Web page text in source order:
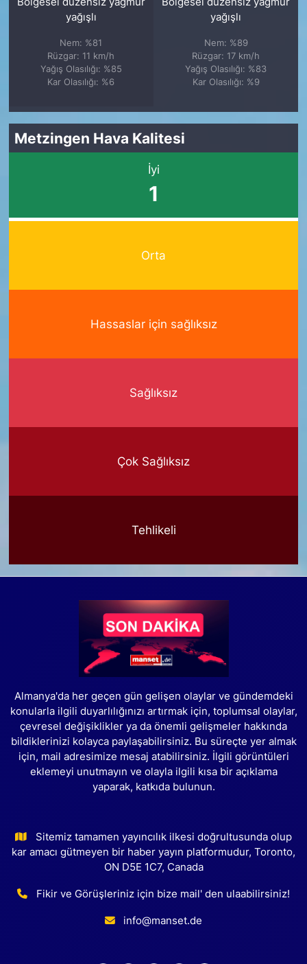
yağışlı
Nem: %81
Rüzgar: 11 km/h
Yağış Olasılığı: %85
Kar Olasılığı: %6
yağışlı
Nem: %89
Rüzgar: 17 km/h
Yağış Olasılığı: %83
Kar Olasılığı: %9
Metzingen Hava Kalitesi
İyi
1
Orta
Hassaslar için sağlıksız
Sağlıksız
Çok Sağlıksız
Tehlikeli
Almanya'da her geçen gün gelişen olaylar ve gündemdeki
konularla ilgili duyarlılığınızı artırmak için, toplumsal olaylar,
çevresel değişiklikler ya da önemli gelişmeler hakkında
bildiklerinizi kolayca paylaşabilirsiniz. Bu süreçte yer almak
için, mail adresimize mesaj atabilirsiniz. İlgili görüntüleri
eklemeyi unutmayın ve olayla ilgili kısa bir açıklama
yaparak, katkıda bulunun.
Sitemiz tamamen yayıncılık ilkesi doğrultusunda olup
kar amacı gütmeyen bir haber yayın platformudur, Toronto,
ON D5E 1C7, Canada
Fikir ve Görüşleriniz için bize mail' den ulaabilirsiniz!
info@manset.de